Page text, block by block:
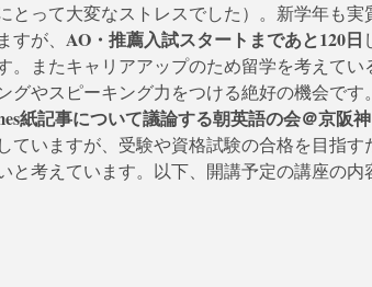
とって大変なストレスでした）。新学年も
が、 AO・推薦入試スタートまであと120日
。またキャリアアップのため留学を考えて
グやスピーキング力をつける絶好の機会です
紙記事について議論する朝英語の会＠京阪神
ていますが、受験や資格試験の合格を目指
と考えています。以下、開講予定の講座の内